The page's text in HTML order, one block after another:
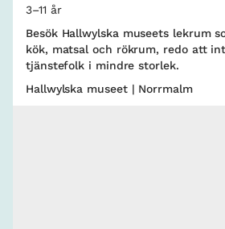
3–11 år
Besök Hallwylska museets lekrum
kök, matsal och rökrum, redo att
tjänstefolk i mindre storlek.
Hallwylska museet | Norrmalm